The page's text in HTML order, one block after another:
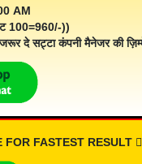
AM
100=960/-))
दे सट्टा कंपनी मैनेजर की
FASTEST RESULT